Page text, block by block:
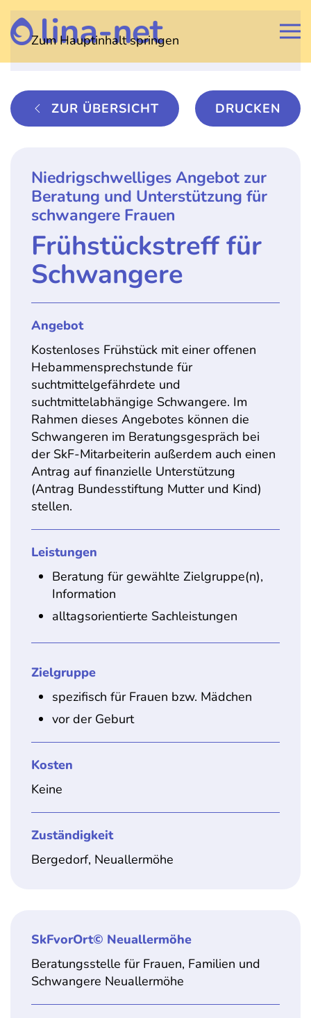
Zum Hauptinhalt springen
ZUR ÜBERSICHT DRUCKEN
Niedrigschwelliges Angebot zur
Beratung und Unterstützung für
schwangere Frauen
Frühstückstreff für
Schwangere
Angebot
Kostenloses Frühstück mit einer offenen
Hebammensprechstunde für
suchtmittelgefährdete und
suchtmittelabhängige Schwangere. Im
Rahmen dieses Angebotes können die
Schwangeren im Beratungsgespräch bei
der SkF-Mitarbeiterin außerdem auch einen
Antrag auf finanzielle Unterstützung
(Antrag Bundesstiftung Mutter und Kind)
stellen.
Leistungen
Beratung für gewählte Zielgruppe(n),
Information
alltagsorientierte Sachleistungen
Zielgruppe
spezifisch für Frauen bzw. Mädchen
vor der Geburt
Kosten
Keine
Zuständigkeit
Bergedorf, Neuallermöhe
SkFvorOrt© Neuallermöhe
Beratungsstelle für Frauen, Familien und
Schwangere Neuallermöhe